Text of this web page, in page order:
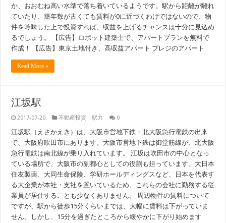
か、おおむね高い水準で落ち着いているようです。駅から距離が離れ
ていたり、築年数が古くても賃料が0に近づくわけではないので、物
件を吟味した上で投資すれば、収益を上げるチャンスは十分に見込め
るでしょう。 【広告】ロボット建築士で、アパートプランを無料で
作成！ 【広告】東京土地付き、高収益アパート プレジのアパート
Read More »
江坂駅
2017-07-20 不動産投資 駅力 0
江坂駅（えさかえき）は、大阪市営地下鉄・北大阪急行電鉄の出来
で、大阪府吹田市にあります。大阪市営地下鉄は御堂筋線が、北大阪
急行電鉄は南北線が乗り入れています。 江坂は吹田市の中心となっ
ている場所で、大阪市の副都心としての役割も担っています。大日本
住友製薬、大同生命保険、学研ホールディングスなど、日本を代表す
る大企業が本社・支社を置いているため、これらの会社に勤務する従
業員が居住することも少なくありません。 周辺物件の賃料について
ですが、駅から徒歩15分くらいまでは、大幅に賃料は下がっていま
せん。しかし、15分を過ぎたところから緩やかに下がり始めます